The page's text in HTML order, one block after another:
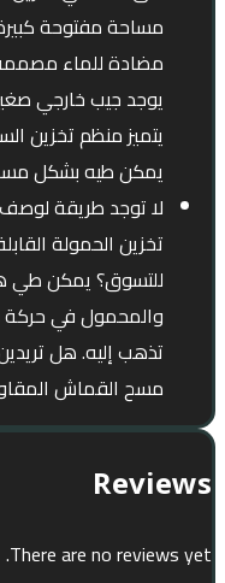
مساحة مفتوحة
مضادة للماء مصممة
يوجد جيب خارجي
يتميز منظم تخزين
يمكن طيه بشكل
لا توجد طريقة
تخزين الحمولة
للتسوق؟ يمكن طي
والمحمول في
تذهب إليه. هل
مسح القماش
Reviews
There are no reviews yet.